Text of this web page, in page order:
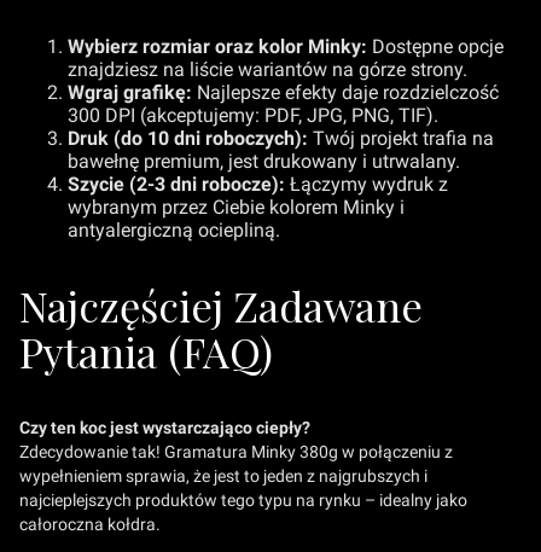
Wybierz rozmiar oraz kolor Minky: Dostępne opcje
znajdziesz na liście wariantów na górze strony.
Wgraj grafikę: Najlepsze efekty daje rozdzielczość
300 DPI (akceptujemy: PDF, JPG, PNG, TIF).
Druk (do 10 dni roboczych): Twój projekt trafia na
bawełnę premium, jest drukowany i utrwalany.
Szycie (2-3 dni robocze): Łączymy wydruk z
wybranym przez Ciebie kolorem Minky i
antyalergiczną ociepliną.
Najczęściej Zadawane
Pytania (FAQ)
Czy ten koc jest wystarczająco ciepły?
Zdecydowanie tak! Gramatura Minky 380g w połączeniu z
wypełnieniem sprawia, że jest to jeden z najgrubszych i
najcieplejszych produktów tego typu na rynku – idealny jako
całoroczna kołdra.